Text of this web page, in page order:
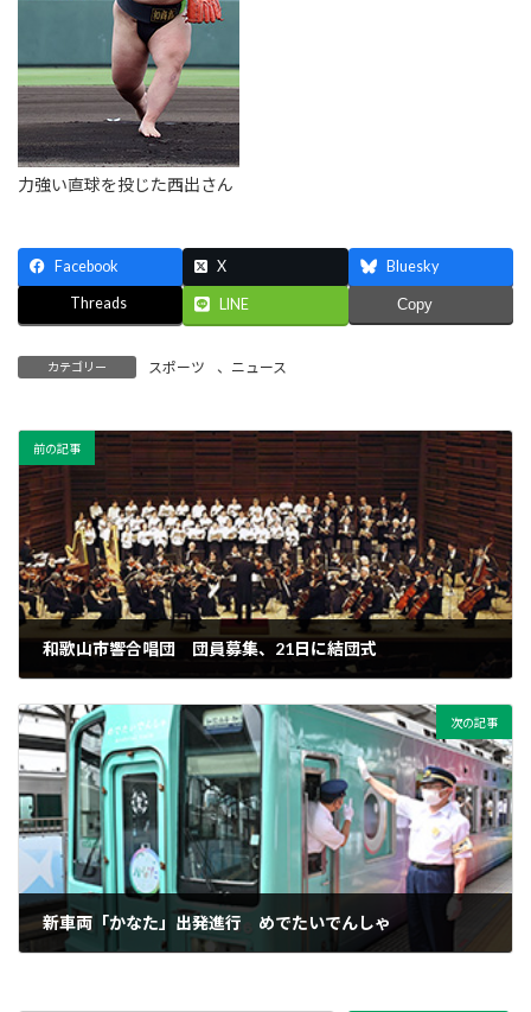
力強い直球を投じた西出さん
Facebook X Bluesky
Threads LINE Copy
カテゴリー スポーツ 、 ニュース
前の記事
和歌山市響合唱団 団員募集、21日に結団式
次の記事
新車両「かなた」出発進行 めでたいでんしゃ